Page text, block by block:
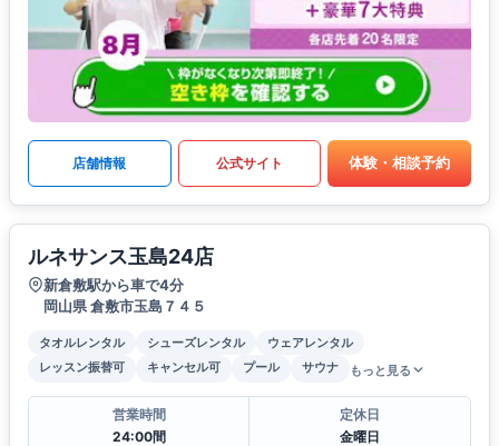
店舗情報 公式サイト 体験・相談予約
ルネサンス玉島24店
新倉敷駅から車で4分
岡山県 倉敷市玉島７４５
タオルレンタル シューズレンタル
ウェアレンタル
レッスン振替可
キャンセル可 プール サウナ もっと見る
営業時間
24:00間
定休日
金曜日